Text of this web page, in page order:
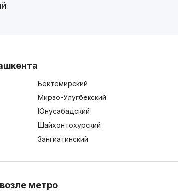
Бектемирский
Мирзо-Улугбекский
Юнусабадский
Шайхонтохурский
Зангиатинский
метро